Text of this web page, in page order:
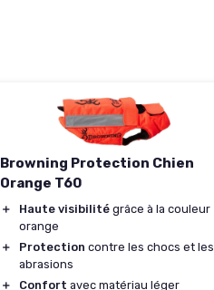
Browning Protection Chien
Orange T60
＋ Haute visibilité grâce à la couleur
orange
＋
Protection contre les chocs et les
abrasions
＋
Confort avec matériau léger